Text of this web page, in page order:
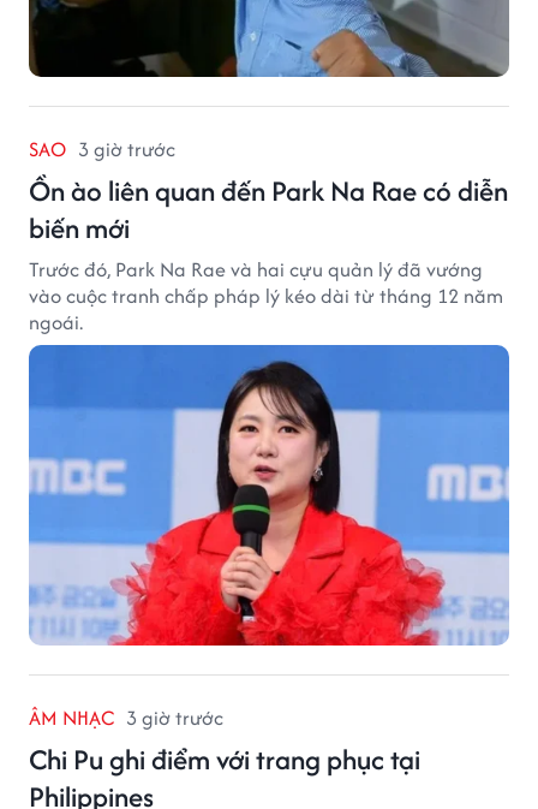
SAO 3 giờ trước
Ồn ào liên quan đến Park Na Rae có diễn
biến mới
Trước đó, Park Na Rae và hai cựu quản lý đã vướng
vào cuộc tranh chấp pháp lý kéo dài từ tháng 12 năm
ngoái.
ÂM NHẠC 3 giờ trước
Chi Pu ghi điểm với trang phục tại
Philippines